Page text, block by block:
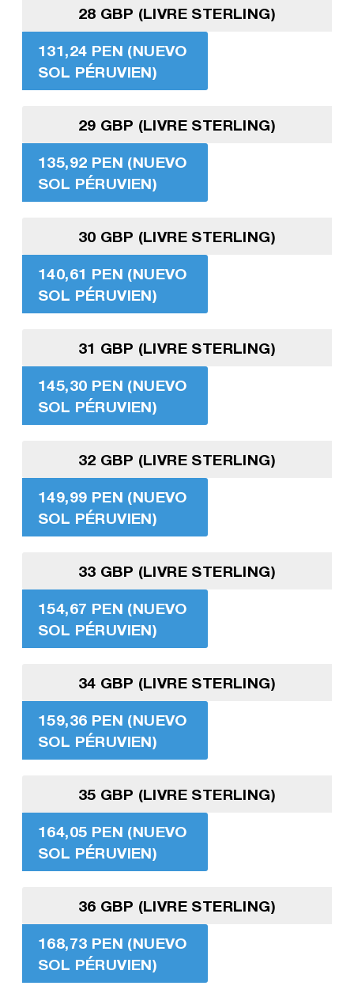
28 GBP (LIVRE STERLING)
131,24 PEN (NUEVO
SOL PÉRUVIEN)
29 GBP (LIVRE STERLING)
135,92 PEN (NUEVO
SOL PÉRUVIEN)
30 GBP (LIVRE STERLING)
140,61 PEN (NUEVO
SOL PÉRUVIEN)
31 GBP (LIVRE STERLING)
145,30 PEN (NUEVO
SOL PÉRUVIEN)
32 GBP (LIVRE STERLING)
149,99 PEN (NUEVO
SOL PÉRUVIEN)
33 GBP (LIVRE STERLING)
154,67 PEN (NUEVO
SOL PÉRUVIEN)
34 GBP (LIVRE STERLING)
159,36 PEN (NUEVO
SOL PÉRUVIEN)
35 GBP (LIVRE STERLING)
164,05 PEN (NUEVO
SOL PÉRUVIEN)
36 GBP (LIVRE STERLING)
168,73 PEN (NUEVO
SOL PÉRUVIEN)